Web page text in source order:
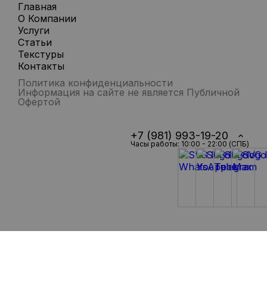
Главная
О Компании
Услуги
Статьи
Текстуры
Контакты
Политика конфиденциальности
Информация на сайте не является Публичной
Офертой
+7 (981) 993-19-20
Часы работы: 10:00 - 22:00 (СПБ)